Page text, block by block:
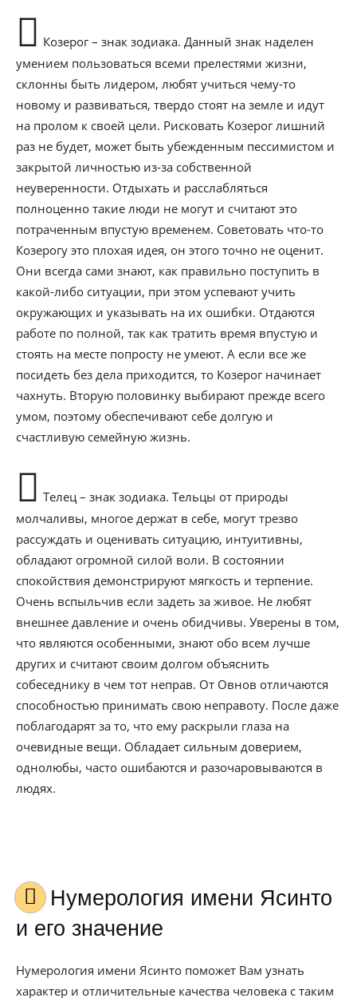
Козерог – знак зодиака. Данный знак наделен
умением пользоваться всеми прелестями жизни,
склонны быть лидером, любят учиться чему-то
новому и развиваться, твердо стоят на земле и идут
на пролом к своей цели. Рисковать Козерог лишний
раз не будет, может быть убежденным пессимистом и
закрытой личностью из-за собственной
неуверенности. Отдыхать и расслабляться
полноценно такие люди не могут и считают это
потраченным впустую временем. Советовать что-то
Козерогу это плохая идея, он этого точно не оценит.
Они всегда сами знают, как правильно поступить в
какой-либо ситуации, при этом успевают учить
окружающих и указывать на их ошибки. Отдаются
работе по полной, так как тратить время впустую и
стоять на месте попросту не умеют. А если все же
посидеть без дела приходится, то Козерог начинает
чахнуть. Вторую половинку выбирают прежде всего
умом, поэтому обеспечивают себе долгую и
счастливую семейную жизнь.
Телец – знак зодиака. Тельцы от природы
молчаливы, многое держат в себе, могут трезво
рассуждать и оценивать ситуацию, интуитивны,
обладают огромной силой воли. В состоянии
спокойствия демонстрируют мягкость и терпение.
Очень вспыльчив если задеть за живое. Не любят
внешнее давление и очень обидчивы. Уверены в том,
что являются особенными, знают обо всем лучше
других и считают своим долгом объяснить
собеседнику в чем тот неправ. От Овнов отличаются
способностью принимать свою неправоту. После даже
поблагодарят за то, что ему раскрыли глаза на
очевидные вещи. Обладает сильным доверием,
однолюбы, часто ошибаются и разочаровываются в
людях.
Нумерология имени Ясинто
и его значение
Нумерология имени Ясинто поможет Вам узнать
характер и отличительные качества человека с таким